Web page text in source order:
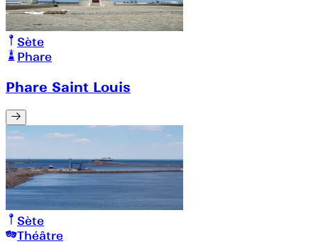
Sète
Phare
Phare Saint Louis
Sète
Théâtre